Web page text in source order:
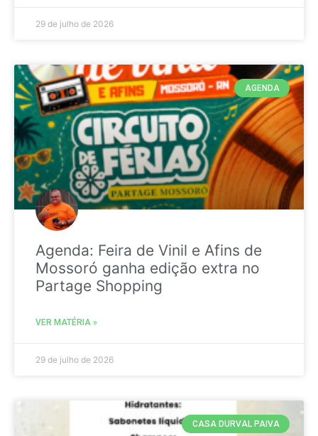
29 de julho de 2026
AGENDA
Agenda: Feira de Vinil e Afins de
Mossoró ganha edição extra no
Partage Shopping
VER MATÉRIA »
29 de julho de 2026
CASA DURVAL PAIVA